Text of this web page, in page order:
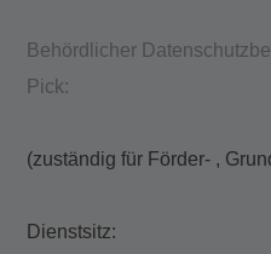
Behördlicher
Pick:
(zuständig für Förder- ,
Dienstsitz: